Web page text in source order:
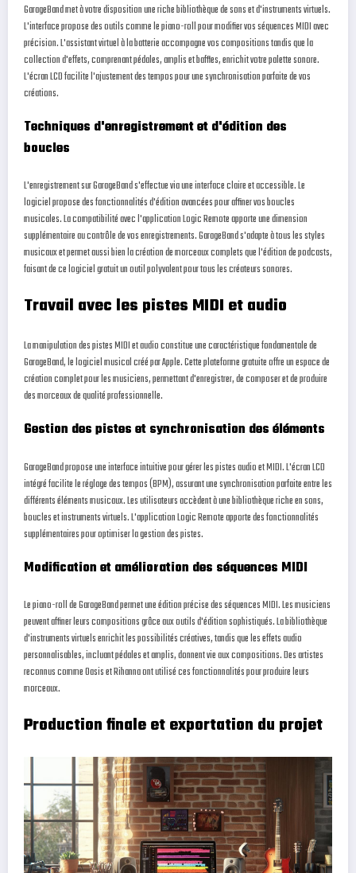
GarageBand met à votre disposition une riche bibliothèque de sons et d'instruments virtuels.
L'interface propose des outils comme le piano-roll pour modifier vos séquences MIDI avec
précision. L'assistant virtuel à la batterie accompagne vos compositions tandis que la
collection d'effets, comprenant pédales, amplis et baffles, enrichit votre palette sonore.
L'écran LCD facilite l'ajustement des tempos pour une synchronisation parfaite de vos
créations.
Techniques d'enregistrement et d'édition des
boucles
L'enregistrement sur GarageBand s'effectue via une interface claire et accessible. Le
logiciel propose des fonctionnalités d'édition avancées pour affiner vos boucles
musicales. La compatibilité avec l'application Logic Remote apporte une dimension
supplémentaire au contrôle de vos enregistrements. GarageBand s'adapte à tous les styles
musicaux et permet aussi bien la création de morceaux complets que l'édition de podcasts,
faisant de ce logiciel gratuit un outil polyvalent pour tous les créateurs sonores.
Travail avec les pistes MIDI et audio
La manipulation des pistes MIDI et audio constitue une caractéristique fondamentale de
GarageBand, le logiciel musical créé par Apple. Cette plateforme gratuite offre un espace de
création complet pour les musiciens, permettant d'enregistrer, de composer et de produire
des morceaux de qualité professionnelle.
Gestion des pistes et synchronisation des éléments
GarageBand propose une interface intuitive pour gérer les pistes audio et MIDI. L'écran LCD
intégré facilite le réglage des tempos (BPM), assurant une synchronisation parfaite entre les
différents éléments musicaux. Les utilisateurs accèdent à une bibliothèque riche en sons,
boucles et instruments virtuels. L'application Logic Remote apporte des fonctionnalités
supplémentaires pour optimiser la gestion des pistes.
Modification et amélioration des séquences MIDI
Le piano-roll de GarageBand permet une édition précise des séquences MIDI. Les musiciens
peuvent affiner leurs compositions grâce aux outils d'édition sophistiqués. La bibliothèque
d'instruments virtuels enrichit les possibilités créatives, tandis que les effets audio
personnalisables, incluant pédales et amplis, donnent vie aux compositions. Des artistes
reconnus comme Oasis et Rihanna ont utilisé ces fonctionnalités pour produire leurs
morceaux.
Production finale et exportation du projet